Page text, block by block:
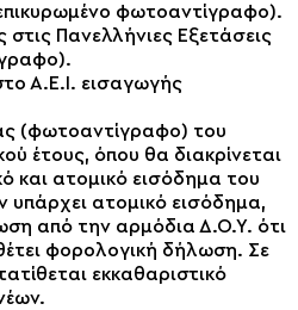
φωτοαντίγραφο).
Πανελλήνιες Εξετάσεις
Α.Ε.Ι. εισαγωγής
(φωτοαντίγραφο) του
έτους, όπου θα διακρίνεται
και ατομικό εισόδημα του
υπάρχει ατομικό εισόδημα,
από την αρμόδια Δ.Ο.Υ. ότι
φορολογική δήλωση. Σε
εκκαθαριστικό